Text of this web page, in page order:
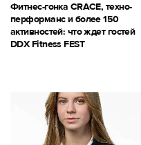
Фитнес-гонка CRACE, техно-
перформанс и более 150
активностей: что ждет гостей
DDX Fitness FEST